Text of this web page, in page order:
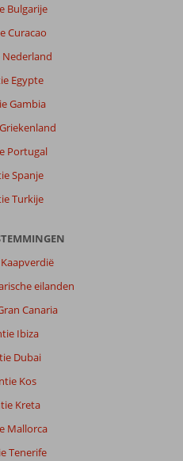
Bulgarije
Curacao
Egypte
Gambia
Portugal
Spanje
Turkije
eilanden
Canaria
Ibiza
Dubai
Kos
Kreta
Mallorca
Tenerife